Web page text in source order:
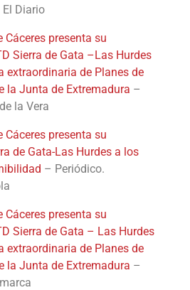
Diario
presenta su
Sierra de Gata –Las Hurdes
extraordinaria de Planes de
la Junta de Extremadura –
la Vera
presenta su
de Gata-Las Hurdes a los
– Periódico.
presenta su
Sierra de Gata – Las Hurdes
extraordinaria de Planes de
la Junta de Extremadura –